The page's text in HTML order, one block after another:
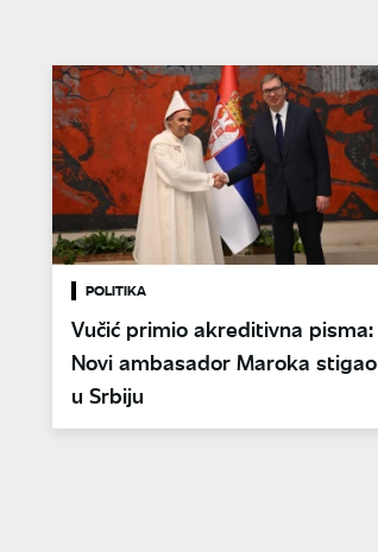
POLITIKA
Vučić primio akreditivna pisma:
Novi ambasador Maroka stigao
u Srbiju